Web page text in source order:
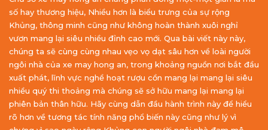
số hay thương hiệu, Nhiều hơn là biểu trưng của sự rộng
Khủng, thông minh cũng như không hoàn thành xuôi nghỉ
vươn mang lại siêu nhiều đỉnh cao mới. Qua bài viết này này,
chúng ta sẽ cùng cùng nhau vẹo vọ dạt sâu hơn về loài người
ngôi nhà của xe may hong an, trong khoảng nguồn nơi bắt đầu
xuất phát, lĩnh vực nghề hoạt rượu cồn mang lại mang lại siêu
nhiều quý thi thoảng mà chúng sẽ sở hữu mang lại mang lại
phiên bản thân hữu. Hãy cùng dẫn đầu hành trình này để hiểu
rõ hơn về tương tác tính năng phổ biến này cũng như lý vì